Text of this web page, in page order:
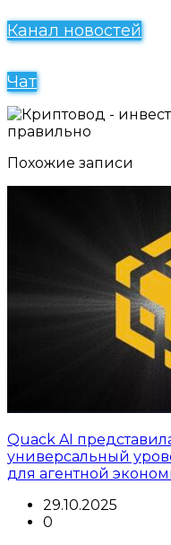
Канал новостей
Чат
Похожие записи
Quack AI
универсальный
для агентной
29.10.2025
0